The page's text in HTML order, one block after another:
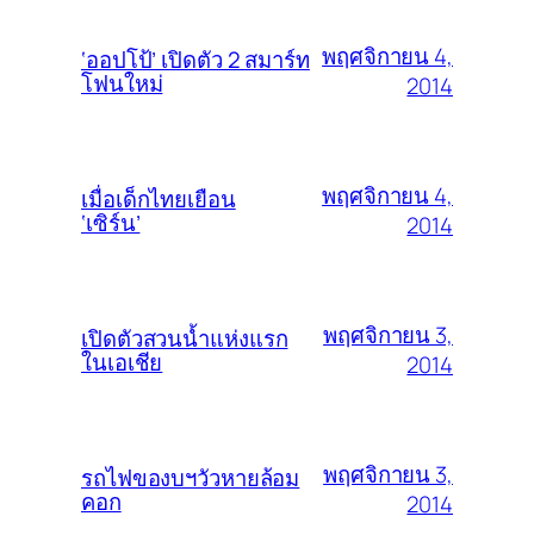
‘ออปโป้’ เปิดตัว 2 สมาร์ท
โฟนใหม่
พฤศจิกายน 4,
2014
เมื่อเด็กไทยเยือน
‘เซิร์น’
พฤศจิกายน 4,
2014
เปิดตัวสวนน้ำแห่งแรก
ในเอเชีย
พฤศจิกายน 3,
2014
รถไฟของบฯวัวหายล้อม
คอก
พฤศจิกายน 3,
2014